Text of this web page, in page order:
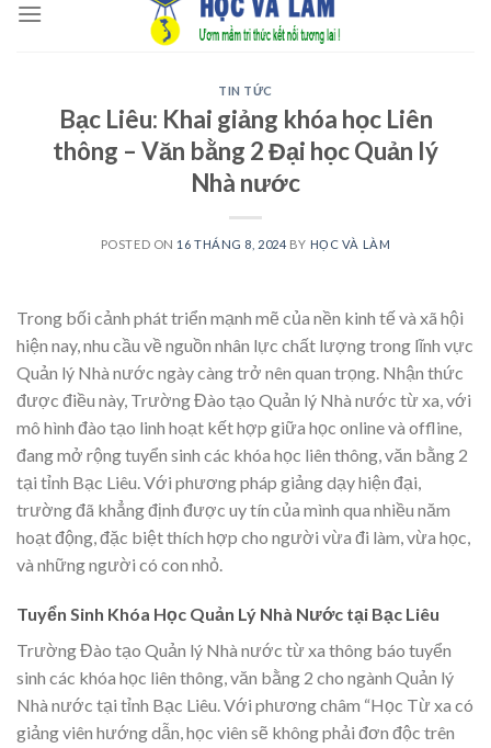
TIN TỨC
Bạc Liêu: Khai giảng khóa học Liên
thông – Văn bằng 2 Đại học Quản lý
Nhà nước
POSTED ON 16 THÁNG 8, 2024 BY HỌC VÀ LÀM
Trong bối cảnh phát triển mạnh mẽ của nền kinh tế và xã hội
hiện nay, nhu cầu về nguồn nhân lực chất lượng trong lĩnh vực
Quản lý Nhà nước ngày càng trở nên quan trọng. Nhận thức
được điều này, Trường Đào tạo Quản lý Nhà nước từ xa, với
mô hình đào tạo linh hoạt kết hợp giữa học online và offline,
đang mở rộng tuyển sinh các khóa học liên thông, văn bằng 2
tại tỉnh Bạc Liêu. Với phương pháp giảng dạy hiện đại,
trường đã khẳng định được uy tín của mình qua nhiều năm
hoạt động, đặc biệt thích hợp cho người vừa đi làm, vừa học,
và những người có con nhỏ.
Tuyển Sinh Khóa Học Quản Lý Nhà Nước tại Bạc Liêu
Trường Đào tạo Quản lý Nhà nước từ xa thông báo tuyển
sinh các khóa học liên thông, văn bằng 2 cho ngành Quản lý
Nhà nước tại tỉnh Bạc Liêu. Với phương châm “Học Từ xa có
giảng viên hướng dẫn, học viên sẽ không phải đơn độc trên